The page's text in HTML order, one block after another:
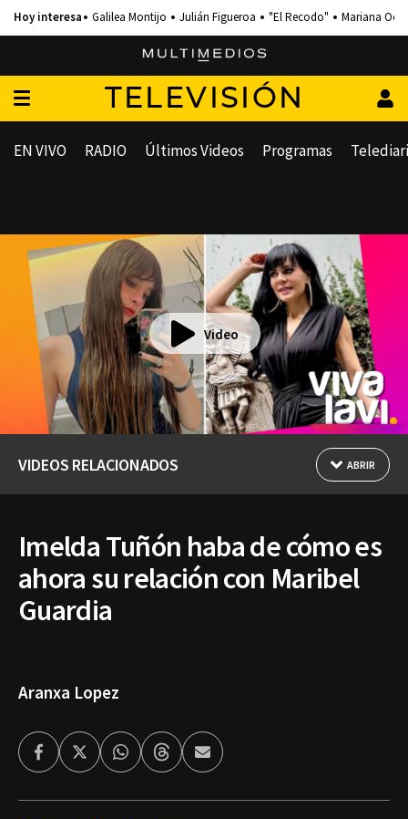
Galilea Montijo Julián Figueroa "El Recodo" Mariana
TELEVISIÓN
EN VIVO RADIO Últimos Videos Programas
Video
VIDEOS RELACIONADOS ABRIR
Imelda Tuñón haba de cómo es
ahora su relación con Maribel
Guardia
Aranxa Lopez
FacebookTwitterWhatsappThreadsEnviar
por